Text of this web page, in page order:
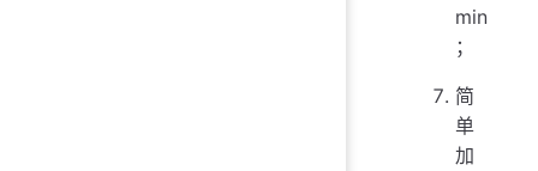
min
；
简
单
加